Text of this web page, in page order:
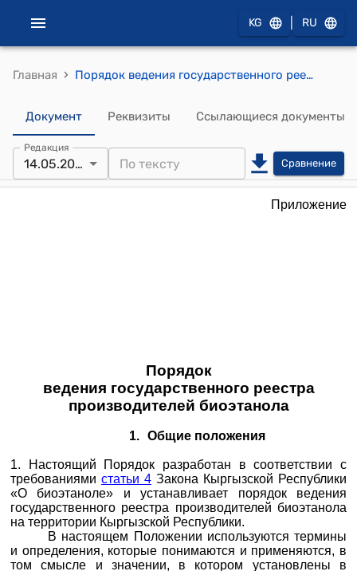
KG RU
Главная › Порядок ведения государственного реестра производителей биоэтанола (Утверждено приказом Государственного агентства по контролю за производством и оборотом этилового спирта, алкогольной продукции при Кабинете Министров Кыргызской Республики от 14 мая 2024 года № 3)
Документ Реквизиты Ссылающиеся документы
Редакция
14.05.2024 Сравнение